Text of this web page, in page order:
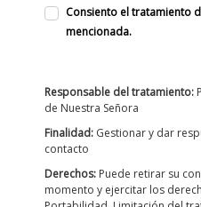
Consiento el tratamiento
mencionada.
Responsable del tratamiento:
de Nuestra Señora
Finalidad: Gestionar y dar
contacto
Derechos: Puede retirar su
momento y ejercitar los